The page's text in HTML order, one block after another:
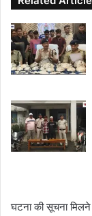
घटना की सूचना मिलने